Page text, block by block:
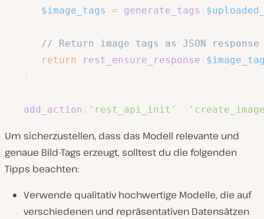
$image_tags
= generate_tags
// Return image tags as JSON response
return
rest_ensure_response
add_action 'rest_api_init'
Um sicherzustellen, dass das Modell relevante und
genaue Bild-Tags erzeugt, solltest du die folgenden
Tipps beachten:
Verwende qualitativ hochwertige Modelle, die auf
verschiedenen und repräsentativen Datensätzen